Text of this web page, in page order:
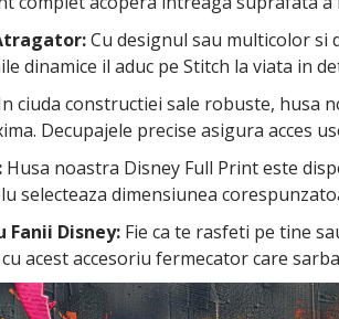
Cu designul sau multicolor
dinamice il aduc pe Stitch la viata in
ciuda constructiei sale robuste, husa
Decupajele precise asigura
Husa noastra Disney Full Print este
selecteaza dimensiunea
Fanii Disney: Fie ca te rasfeti pe tine
acest accesoriu fermecator care